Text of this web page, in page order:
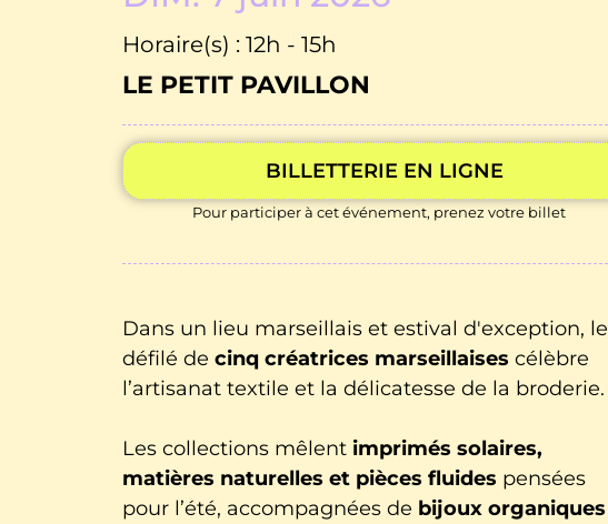
Horaire(s) : 12h - 15h
LE PETIT PAVILLON
BILLETTERIE EN LIGNE
Pour participer à cet événement, prenez votre billet
Dans un lieu marseillais et estival d'exception, le
défilé de cinq créatrices marseillaises célèbre
l’artisanat textile et la délicatesse de la broderie.
Les collections mêlent imprimés solaires,
matières naturelles et pièces fluides pensées
pour l’été, accompagnées de bijoux organiques